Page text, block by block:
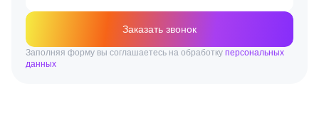
Заказать звонок
Заполняя форму вы соглашаетесь на обработку персональных
данных